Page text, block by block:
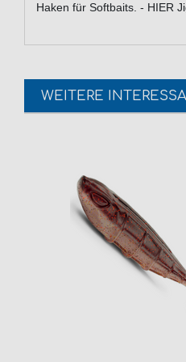
Haken für Softbaits. - HIER
WEITERE